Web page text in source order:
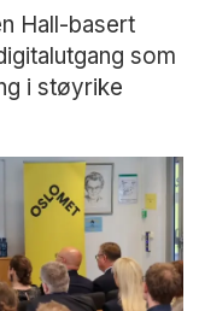
Hall-basert
som
i støyrike